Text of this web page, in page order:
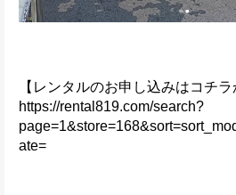
【レンタルのお申し込みはコチラ
https://rental819.com/search?
ate=